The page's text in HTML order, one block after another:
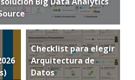
Checklist para elegir
Arquitectura de
Datos